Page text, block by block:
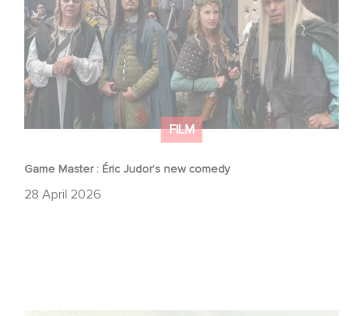
FILM
Game Master : Éric Judor’s new comedy
28 April 2026